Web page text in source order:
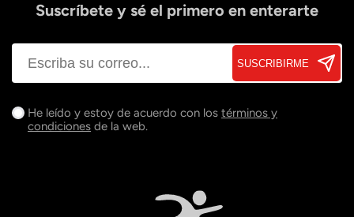
Suscríbete y sé el primero en enterarte
SUSCRIBIRME
He leído y estoy de acuerdo con los términos y
condiciones de la web.